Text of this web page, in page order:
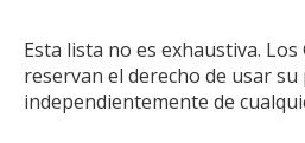
Esta lista no es exhaustiva.
reservan el derecho de usar
independientemente de